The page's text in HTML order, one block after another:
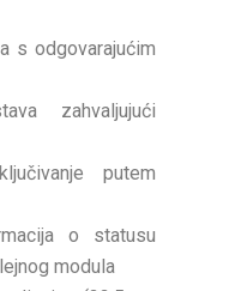
s odgovarajućim
zahvaljujući
putem
o statusu
modula